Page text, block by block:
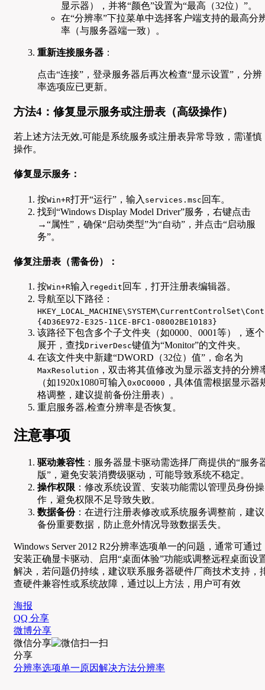
显示器），并将“颜色”设置为“最高（32位）”。
在“分辨率”下拉菜单中选择客户端支持的最高分
率（与服务器端一致）。
重新连接服务器 ：
点击“连接”，登录服务器后再次检查“显示设置”，分辨
率选项应已更新。
方法4：修复显示服务或注册表（高级操作）
若上述方法无效,可能是系统服务或注册表异常导致，需谨慎
操作。
修复显示服务：
按Win+R打开“运行”，输入 services.msc 回车。
找到“Windows Display Model Driver”服务，右键点击
→“属性”，确保“启动类型”为“自动”，并点击“启动服
务”。
修复注册表（需备份）：
按Win+R输入 regedit 回车，打开注册表编辑器。
导航至以下路径：
{4D36E972-E325-11CE-BFC1-08002BE10183}
该路径下包含多个子文件夹（如0000、0001等），逐个
展开，查找DriverDesc键值为“Monitor”的文件夹。
在该文件夹中新建“DWORD（32位）值”，命名为
MaxResolution ，双击将其值修改为显示器支持的分辨
（如1920x1080可输入 0x0C0000 ，具体值需根据显示器
格调整，建议提前备份注册表）。
重启服务器,检查分辨率是否恢复。
注意事项
驱动兼容性 ：服务器显卡驱动需选择厂商提供的“服务
版”，避免安装消费级驱动，可能导致系统不稳定。
操作权限 ：修改系统设置、安装功能需以管理员身份操
作，避免权限不足导致失败。
数据备份：在进行注册表修改或系统服务调整前，建议
备份重要数据，防止意外情况导致数据丢失。
Windows Server 2012 R2分辨率选项单一的问题，通常可通过
安装正确显卡驱动、启用“桌面体验”功能或调整远程桌面设
解决，若问题仍持续，建议联系服务器硬件厂商技术支持，
查硬件兼容性或系统故障，通过以上方法，用户可有效
海报
QQ 分享
微博分享
微信分享
分享
分辨率选项单一原因解决方法分辨率